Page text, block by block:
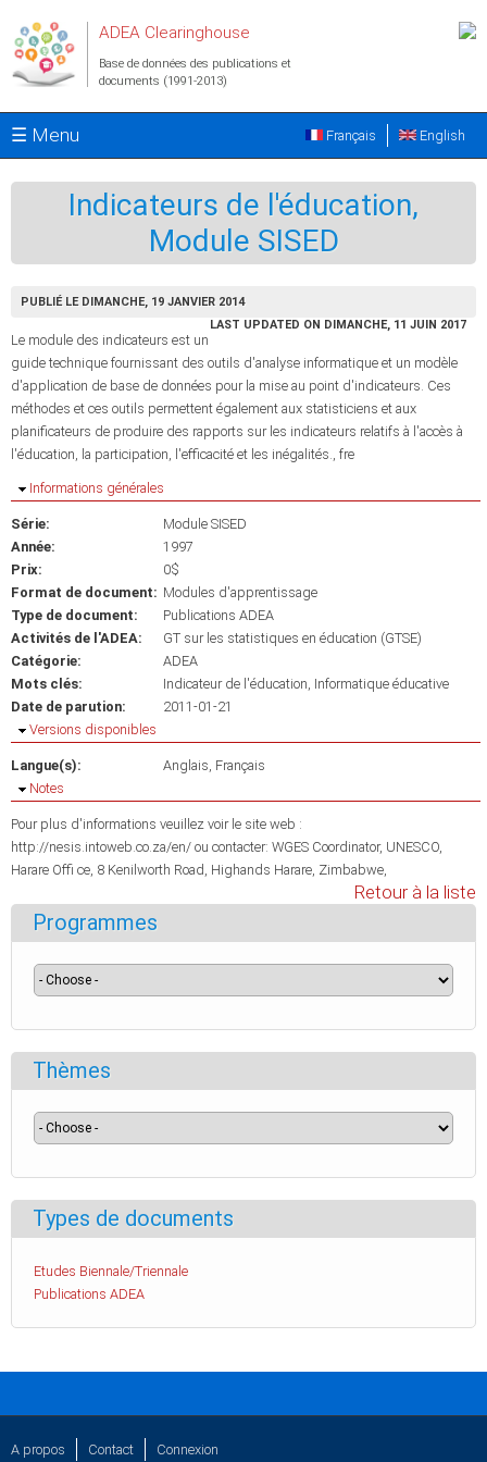
ADEA Clearinghouse
Base de données des publications et
documents (1991-2013)
☰ Menu English
Français
Indicateurs de l'éducation,
Module SISED
PUBLIÉ LE DIMANCHE, 19 JANVIER 2014
LAST UPDATED ON DIMANCHE, 11 JUIN 2017
Le module des indicateurs est un
guide technique fournissant des outils d'analyse informatique et un modèle
d'application de base de données pour la mise au point d'indicateurs. Ces
méthodes et ces outils permettent également aux statisticiens et aux
planificateurs de produire des rapports sur les indicateurs relatifs à l'accès à
l'éducation, la participation, l'efficacité et les inégalités., fre
Masquer
Informations générales
Série:
Module SISED
Année:
1997
Prix:
0$
Format de document: Modules d'apprentissage
Type de document:
Publications ADEA
Activités de l'ADEA:
GT sur les statistiques en éducation (GTSE)
Catégorie:
ADEA
Mots clés:
Indicateur de l'éducation Informatique éducative
Date de parution:
2011-01-21
Masquer
Versions disponibles
Langue(s): Anglais Français
Masquer
Notes
Pour plus d'informations veuillez voir le site web :
http://nesis.intoweb.co.za/en/ ou contacter: WGES Coordinator, UNESCO,
Harare Offi ce, 8 Kenilworth Road, Highands Harare, Zimbabwe,
Retour à la liste
Programmes
Thèmes
Types de documents
Etudes Biennale/Triennale
Publications ADEA
A propos Contact Connexion